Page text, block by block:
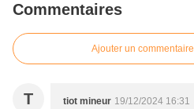
Commentaires
Ajouter un commentaire
T tiot mineur 19/12/2024 16:31